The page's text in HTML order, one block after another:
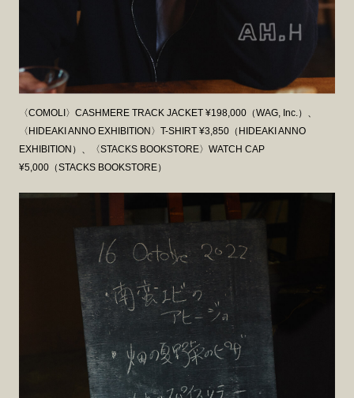
〈COMOLI〉CASHMERE TRACK JACKET ¥198,000（WAG, Inc.）、
〈HIDEAKI ANNO EXHIBITION〉T-SHIRT ¥3,850（HIDEAKI ANNO
EXHIBITION）、〈STACKS BOOKSTORE〉WATCH CAP
¥5,000（STACKS BOOKSTORE）